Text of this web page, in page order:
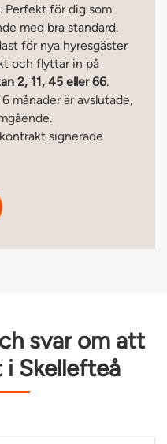
Perfekt för dig som
med bra standard.
för nya hyresgäster
och flyttar in på
2, 11, 45 eller 66.
månader är avslutade,
signerade
svar om att
i Skellefteå